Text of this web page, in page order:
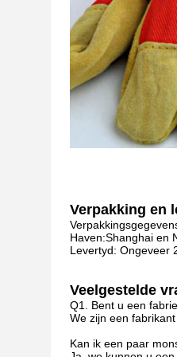
Verpakking en
Haven:Shanghai en
Levertyd: Ongeveer
Veelgestelde
Q1. Bent u een
We zijn een
Kan ik een paar